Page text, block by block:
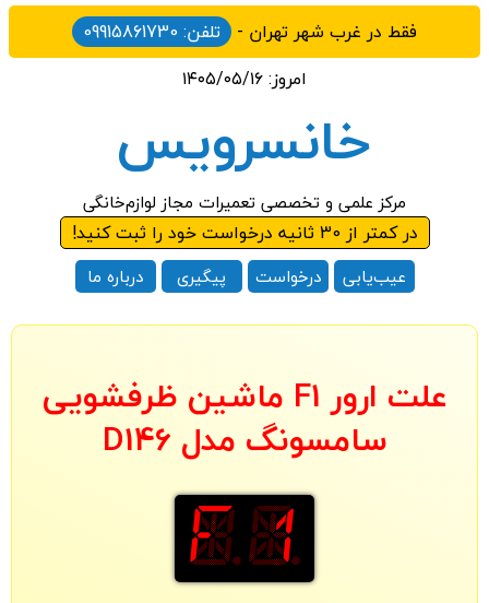
فقط در غرب شهر تهران - تلفن: 09915861730
امروز: ۱۴۰۵/۰۵/۱۶
خان‎سرویس
مرکز علمی و تخصصی تعمیرات مجاز لوازم‌خانگی
در کمتر از 30 ثانیه درخواست خود را ثبت کنید!
عیب‌یابی درخواست پیگیری درباره ما
علت ارور F1 ماشین ظرفشویی
سامسونگ مدل D146
F1